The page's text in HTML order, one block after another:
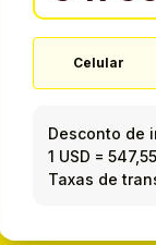
Celular
Desconto de
1 USD =
Taxas de